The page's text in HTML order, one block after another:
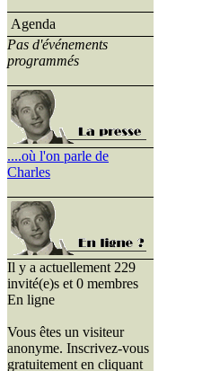
Agenda
Pas d'événements
programmés
....où l'on parle de
Charles
Il y a actuellement 229
invité(e)s et 0 membres
En ligne
Vous êtes un visiteur
anonyme. Inscrivez-vous
gratuitement en cliquant